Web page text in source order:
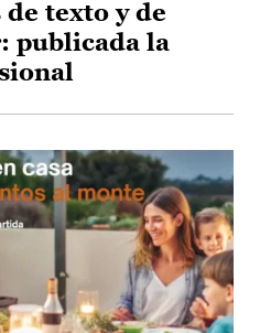
texto y de
publicada la